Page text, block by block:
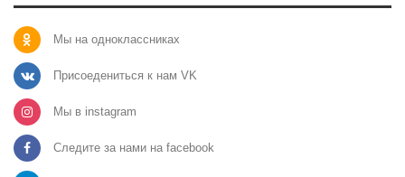
Мы на одноклассниках
Присоедениться к нам VK
Мы в instagram
Следите за нами на facebook